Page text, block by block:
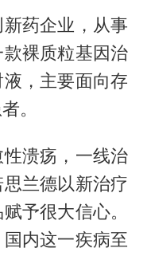
药企业，从事
裸质粒基因治
，主要面向存
。
溃疡，一线治
兰德以新治疗
予很大信心。
内这一疾病至